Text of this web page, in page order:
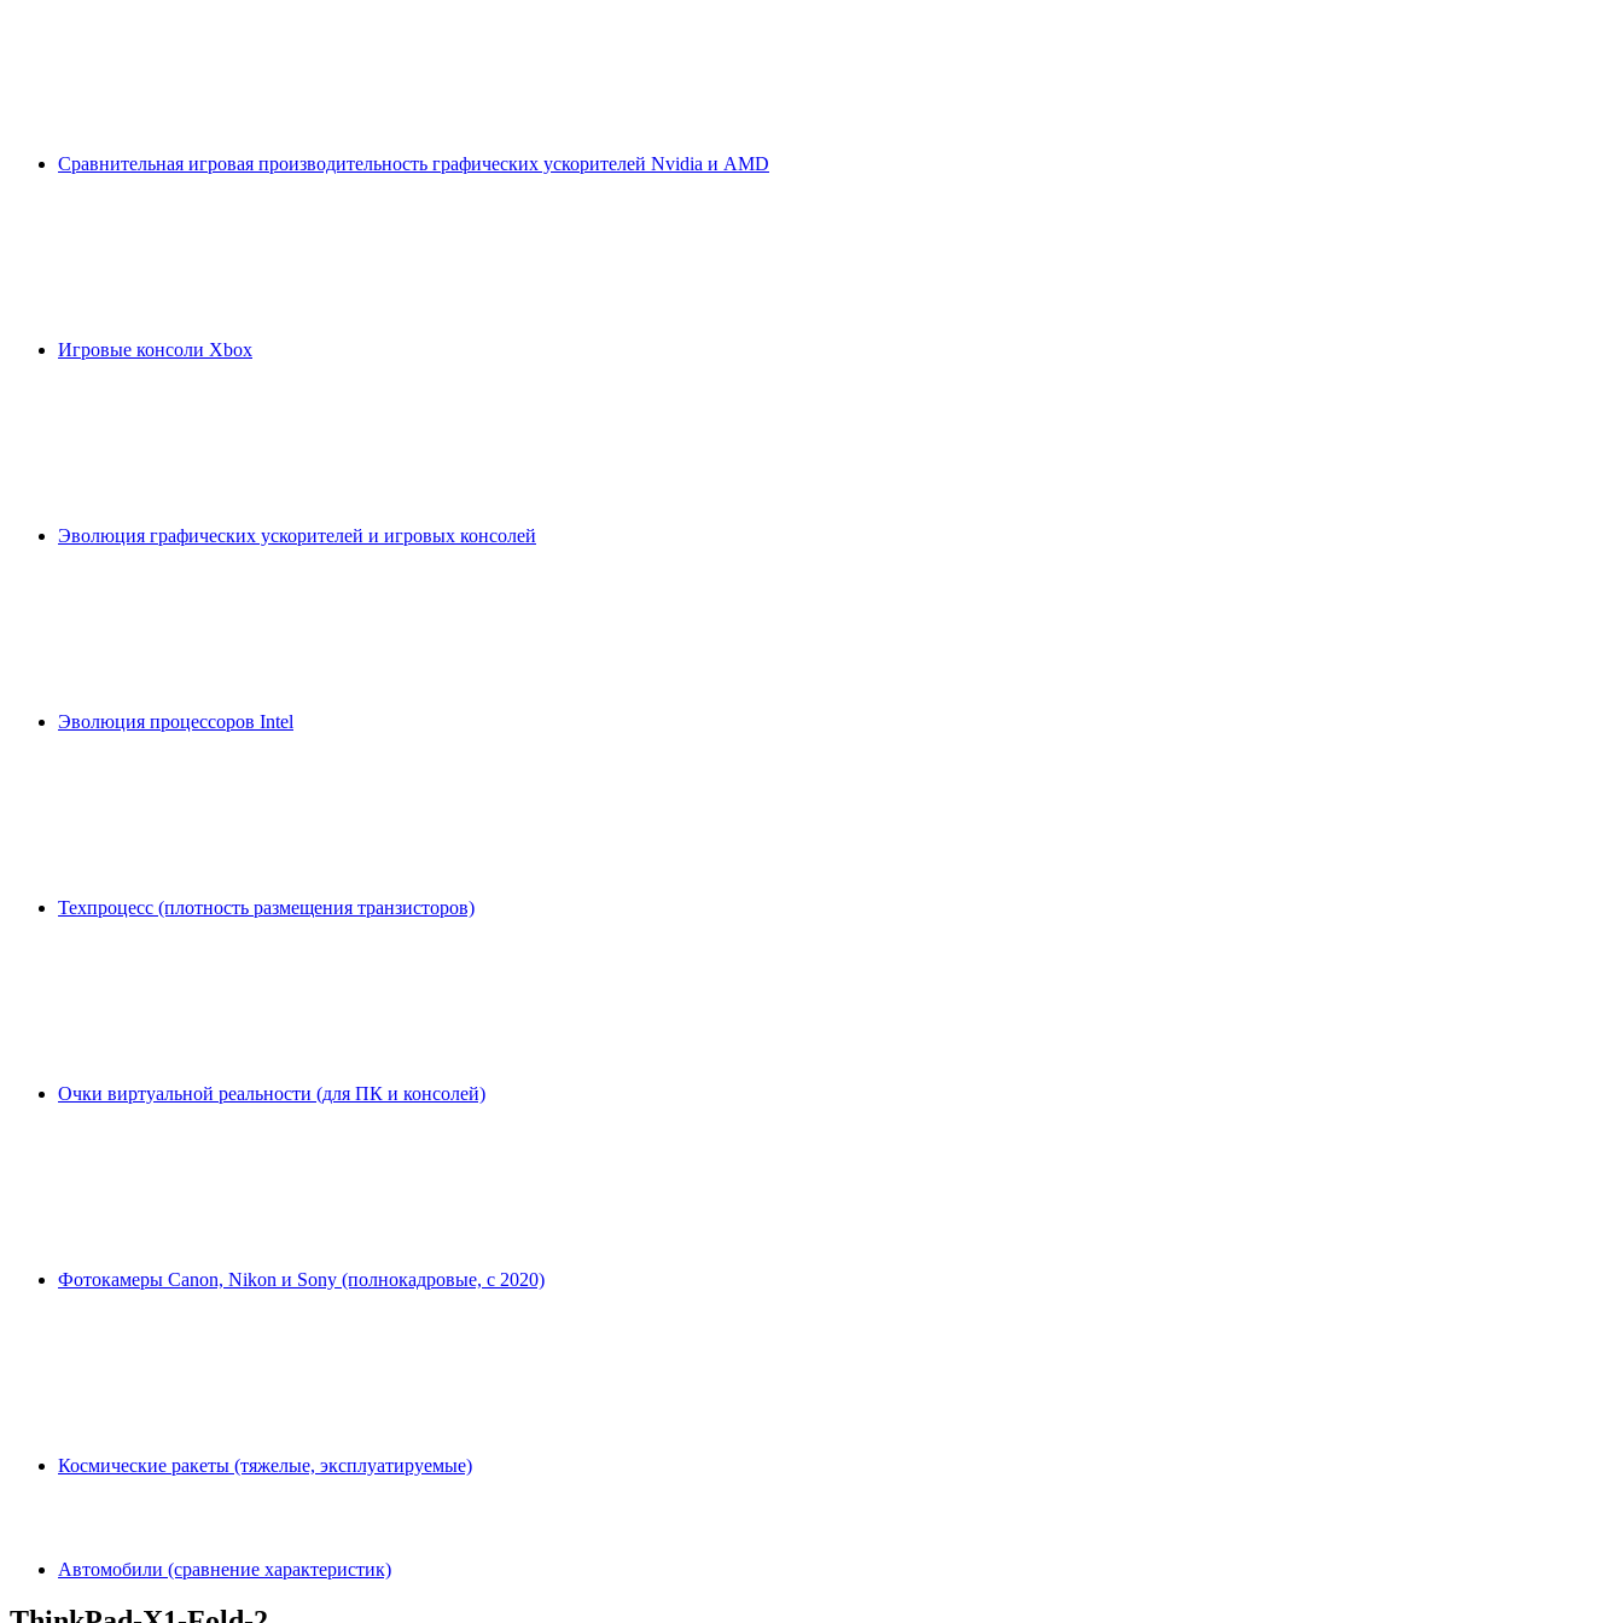
Сравнительная игровая производительность графических ускорителей Nvidia и AMD
Игровые консоли Xbox
Эволюция графических ускорителей и игровых консолей
Эволюция процессоров Intel
Техпроцесс (плотность размещения транзисторов)
Очки виртуальной реальности (для ПК и консолей)
Фотокамеры Canon, Nikon и Sony (полнокадровые, с 2020)
Космические ракеты (тяжелые, эксплуатируемые)
Автомобили (сравнение характеристик)